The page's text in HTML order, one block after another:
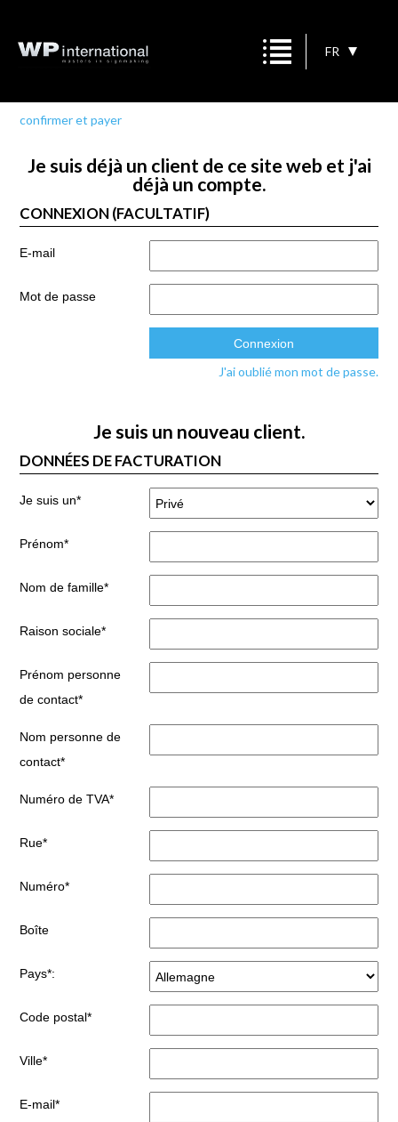
FR
confirmer et payer
Je suis déjà un client de ce site web et j'ai
déjà un compte.
CONNEXION (FACULTATIF)
E-mail
Mot de passe
J'ai oublié mon mot de passe.
Je suis un nouveau client.
DONNÉES DE FACTURATION
Je suis un*
Prénom*
Nom de famille*
Raison sociale*
Prénom personne
de contact*
Nom personne de
contact*
Numéro de TVA*
Rue*
Numéro*
Boîte
Pays*:
Code postal*
Ville*
E-mail*